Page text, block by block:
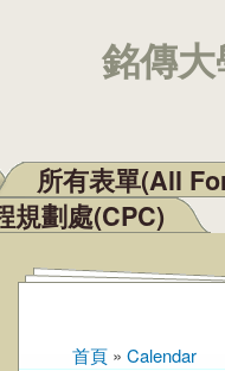
銘傳
所有表單(All
規劃處(CPC)
首頁 » Calendar